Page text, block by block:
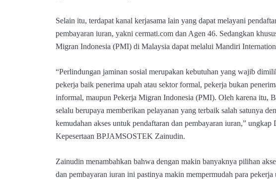
Selain itu, terdapat kanal kerjasama lain yang dapat melayani
pembayaran iuran, yakni cermati.com dan Agen 46. Sedangkan
Migran Indonesia (PMI) di Malaysia dapat melalui Mandiri
“Perlindungan jaminan sosial merupakan kebutuhan yang wajib
pekerja baik penerima upah atau sektor formal, pekerja bukan
informal, maupun Pekerja Migran Indonesia (PMI). Oleh karena itu,
selalu berupaya memberikan pelayanan yang terbaik salah satunya
kemudahan akses untuk pendaftaran dan pembayaran iuran,” ungkap
Kepesertaan BPJAMSOSTEK Zainudin.
Zainudin menambahkan bahwa dengan makin banyaknya pilihan
dan pembayaran iuran ini pastinya makin mempermudah para pekerja